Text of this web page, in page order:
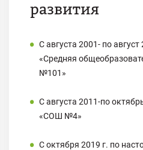
развития
С августа 2001- по
«Средняя
№101»
С августа 2011-по
«СОШ №4»
С октября 2019 г. по